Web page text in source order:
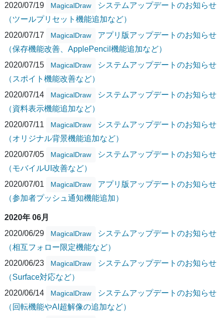
2020/07/19
MagicalDraw
システムアップデートのお知らせ
（ツールプリセット機能追加など）
2020/07/17
MagicalDraw
アプリ版アップデートのお知らせ
（保存機能改善、ApplePencil機能追加など）
2020/07/15
MagicalDraw
システムアップデートのお知らせ
（スポイト機能改善など）
2020/07/14
MagicalDraw
システムアップデートのお知らせ
（資料表示機能追加など）
2020/07/11
MagicalDraw
システムアップデートのお知らせ
（オリジナル背景機能追加など）
2020/07/05
MagicalDraw
システムアップデートのお知らせ
（モバイルUI改善など）
2020/07/01
MagicalDraw
アプリ版アップデートのお知らせ
（参加者プッシュ通知機能追加）
2020年 06月
2020/06/29
MagicalDraw
システムアップデートのお知らせ
（相互フォロー限定機能など）
2020/06/23
MagicalDraw
システムアップデートのお知らせ
（Surface対応など）
2020/06/14
MagicalDraw
システムアップデートのお知らせ
（回転機能やAI超解像の追加など）